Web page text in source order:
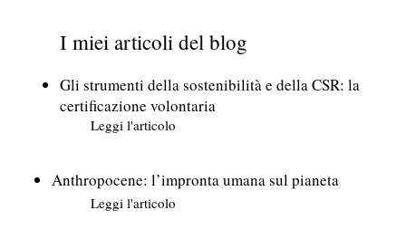
I miei articoli del blog
Gli strumenti della sostenibilità e della CSR: la
certificazione volontaria
Leggi l'articolo
Anthropocene: l’impronta umana sul pianeta
Leggi l'articolo